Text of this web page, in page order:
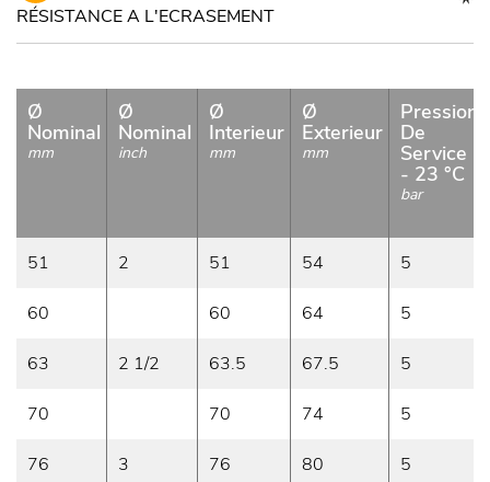
RÉSISTANCE A L'ECRASEMENT
Ø
Nominal
mm
Ø
Nominal
inch
Ø
Interieur
mm
Ø
Exterieur
mm
Pression
De
Service
- 23 °C
bar
51 2 51 54 5
60 60 64 5
63 2 1/2 63.5 67.5 5
70 70 74 5
76 3 76 80 5